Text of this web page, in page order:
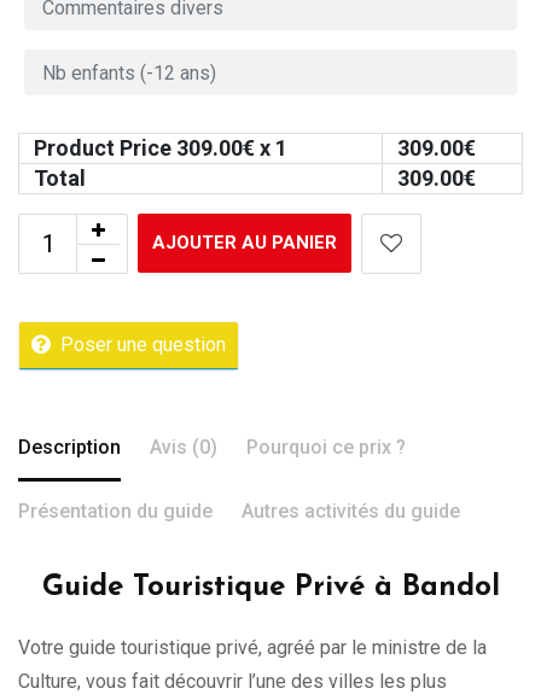
Product Price 309.00€ x 1 309.00€
Total
309.00€
AJOUTER AU PANIER
Poser une question
Description Avis (0) Pourquoi ce prix ?
Présentation du guide Autres activités du guide
Guide Touristique Privé à Bandol
Votre guide touristique privé, agréé par le ministre de la
Culture, vous fait découvrir l’une des villes les plus